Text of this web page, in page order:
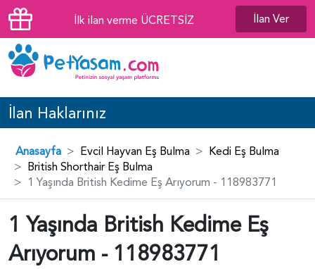
İlk ilan verme ÜCRETSİZ İlan Ver
İlan Haklarınız
Anasayfa Evcil Hayvan Eş Bulma
Kedi Eş Bulma
British Shorthair Eş Bulma
1 Yaşında British Kedime Eş Arıyorum - 118983771
1 Yaşında British Kedime Eş
Arıyorum - 118983771